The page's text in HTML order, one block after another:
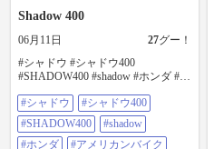
Shadow 400
06月11日 27グー！
#シャドウ #シャドウ400
#SHADOW400 #shadow #ホンダ #ア
グ #麺や勁草 #多気町
#シャドウ
#シャドウ400
#SHADOW400
#shadow
#ホンダ
#アメリカンバイク